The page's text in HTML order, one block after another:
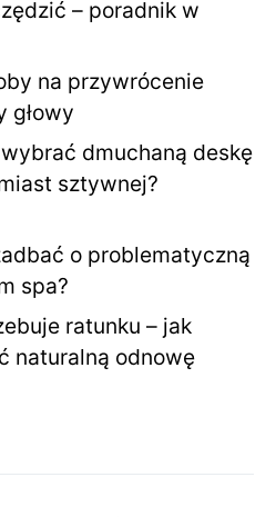
– poradnik w
na przywrócenie
głowy
dmuchaną deskę
sztywnej?
o problematyczną
spa?
ratunku – jak
naturalną odnowę